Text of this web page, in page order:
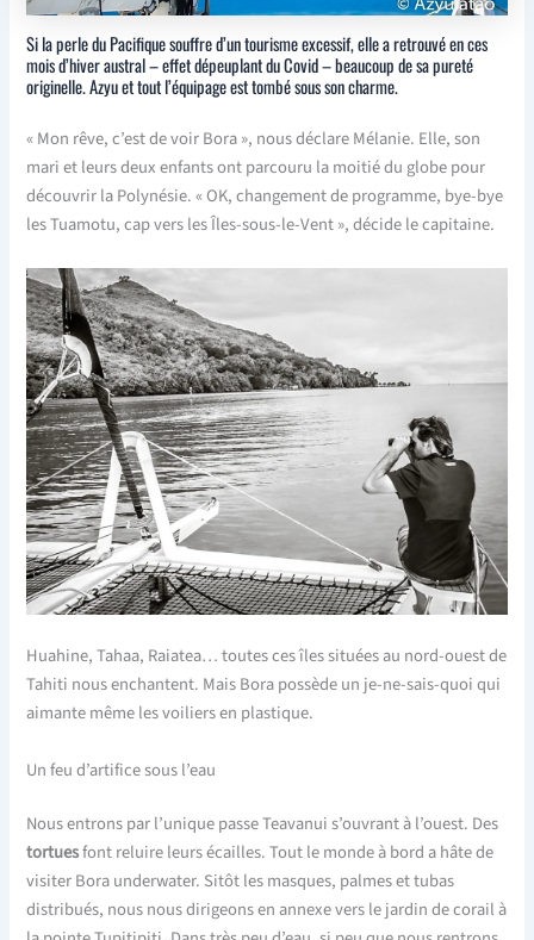
Si la perle du Pacifique souffre d’un tourisme excessif, elle a retrouvé en ces
mois d’hiver austral – effet dépeuplant du Covid – beaucoup de sa pureté
originelle. Azyu et tout l’équipage est tombé sous son charme.
« Mon rêve, c’est de voir Bora », nous déclare Mélanie. Elle, son
mari et leurs deux enfants ont parcouru la moitié du globe pour
découvrir la Polynésie. « OK, changement de programme, bye-bye
les Tuamotu, cap vers les Îles-sous-le-Vent », décide le capitaine.
Huahine, Tahaa, Raiatea… toutes ces îles situées au nord-ouest de
Tahiti nous enchantent. Mais Bora possède un je-ne-sais-quoi qui
aimante même les voiliers en plastique.
Un feu d’artifice sous l’eau
Nous entrons par l’unique passe Teavanui s’ouvrant à l’ouest. Des
tortuesfont reluire leurs écailles. Tout le monde à bord a hâte de
visiter Bora underwater. Sitôt les masques, palmes et tubas
distribués, nous nous dirigeons en annexe vers le jardin de corail à